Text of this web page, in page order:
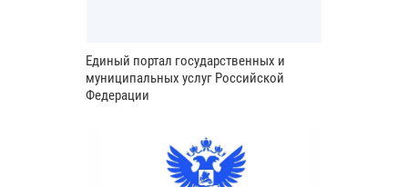
Единый портал государственных и
муниципальных услуг Российской
Федерации